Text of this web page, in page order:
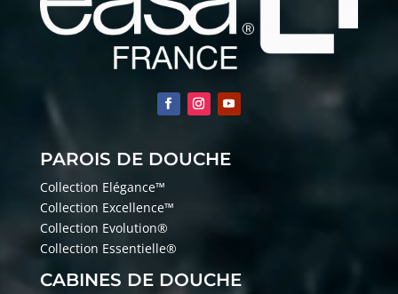
PAROIS DE DOUCHE
Collection Elégance™
Collection Excellence™
Collection Evolution®
Collection Essentielle®
CABINES DE DOUCHE